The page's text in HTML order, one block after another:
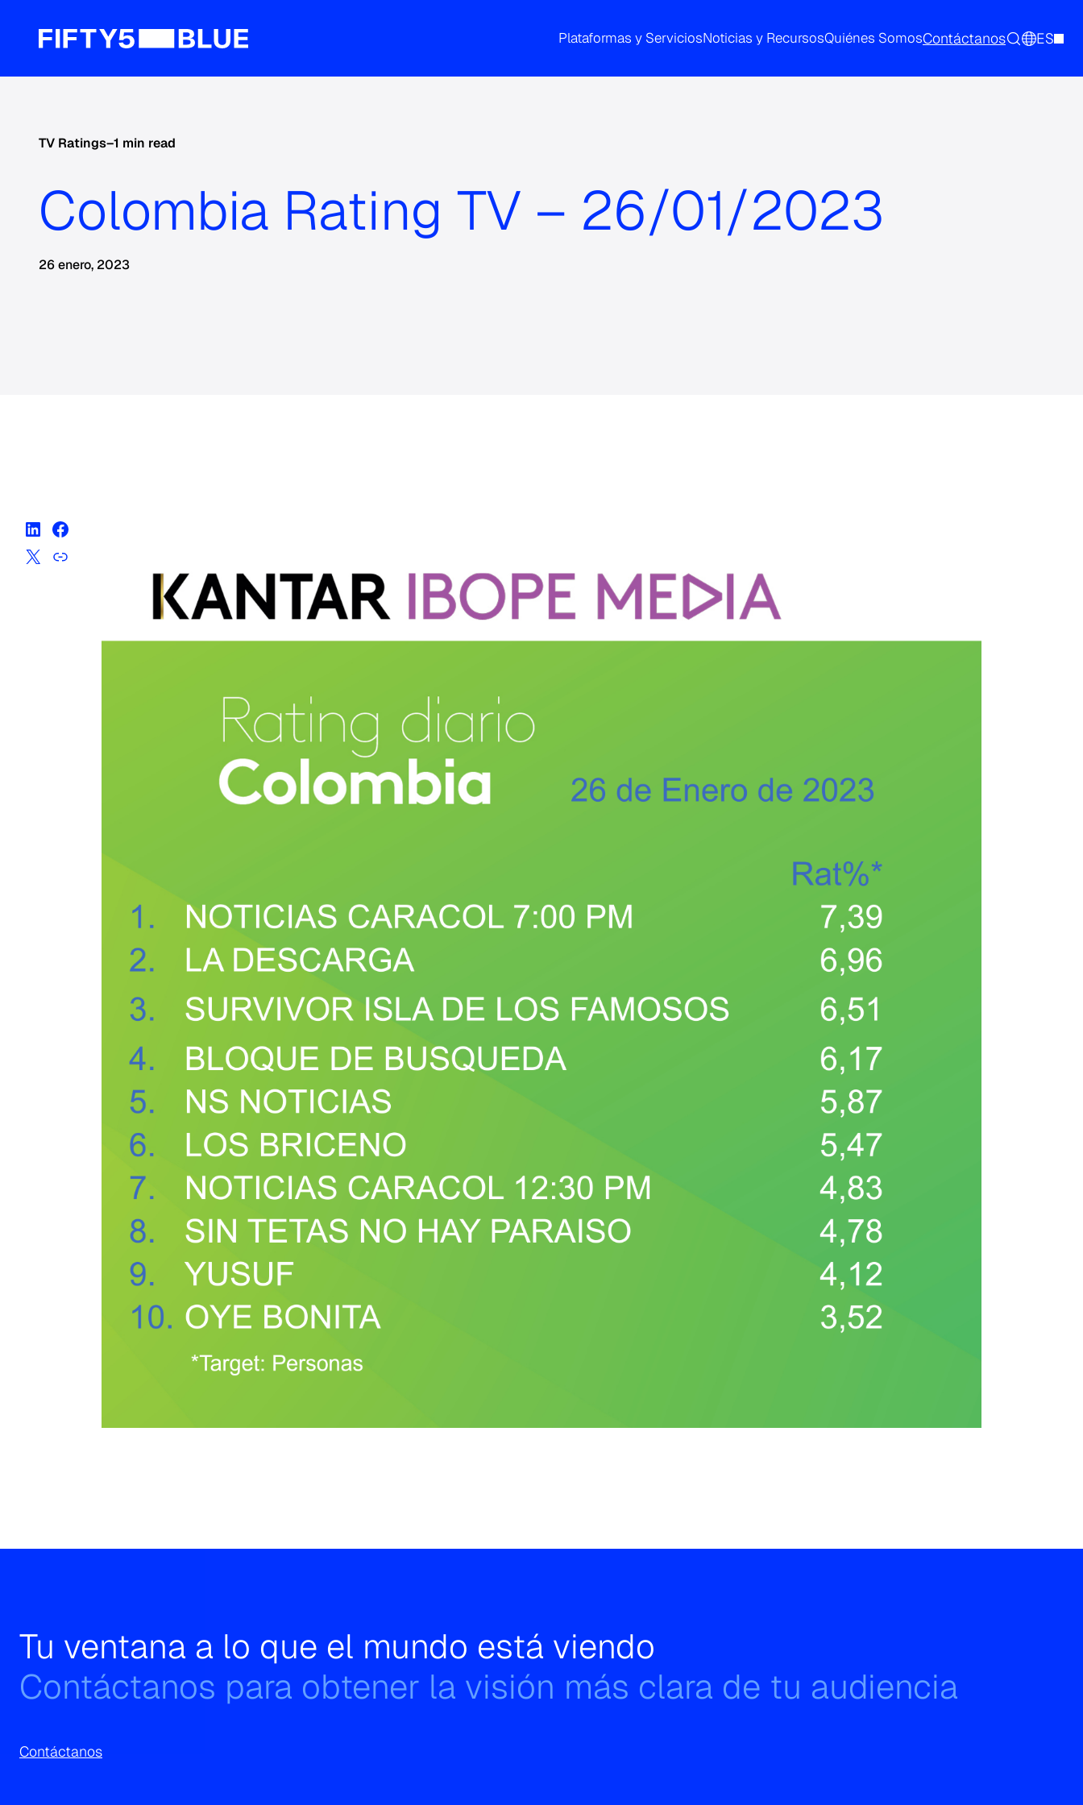
Plataformas y ServiciosNoticias y RecursosQuiénes SomosContáctanos ES
TV Ratings–1 min read
Colombia Rating TV – 26/01/2023
26 enero, 2023
Tu ventana a lo que el mundo está viendo
Contáctanos para obtener la visión más clara de tu audiencia
Contáctanos
Search
for: